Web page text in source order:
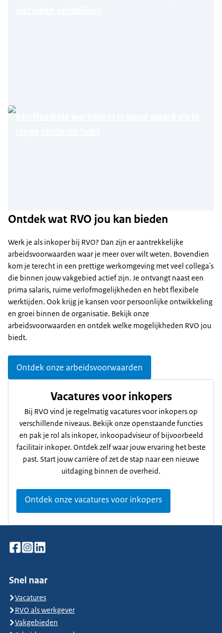
Ontdek wat RVO jou kan bieden
Werk je als inkoper bij RVO? Dan zijn er aantrekkelijke
arbeidsvoorwaarden waar je meer over wilt weten. Bovendien
kom je terecht in een prettige werkomgeving met veel collega's
die binnen jouw vakgebied actief zijn. Je ontvangt naast een
prima salaris, ruime verlofmogelijkheden en hebt flexibele
werktijden. Ook krijg je kansen voor persoonlijke ontwikkeling
en groei binnen de organisatie. Bekijk onze
arbeidsvoorwaarden en ontdek welke mogelijkheden RVO jou
biedt.
Ontdek onze arbeidsvoorwaarden
Vacatures voor inkopers
Bij RVO vind je regelmatig vacatures voor inkopers op
verschillende niveaus. Bekijk onze openstaande functies
en pak je rol als inkoper, inkoopadviseur of bijvoorbeeld
facilitair inkoper. Ontdek zelf waar jouw ervaring het beste
past. Start jouw carrière of zet de stap naar een nieuwe
uitdaging binnen de overheid.
Ontdek onze vacatures voor inkopers
Snel naar
Vacatures
RVO als werkgever
Vakgebieden